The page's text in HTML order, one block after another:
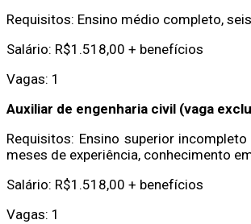
Requisitos: Ensino médio completo,
Salário: R$1.518,00 + benefícios
Vagas: 1
Auxiliar de engenharia civil (vaga
Requisitos: Ensino superior
meses de experiência, conhecimento
Salário: R$1.518,00 + benefícios
Vagas: 1